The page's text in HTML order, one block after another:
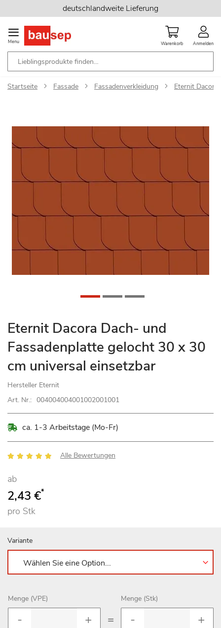
Inhalt
springen
deutschlandweite Lieferung
Menu Warenkorb Anmelden
Startseite Fassade Fassadenverkleidung Eternit
der
springen
Zum
Anfang
der
springen
Eternit Dacora Dach- und
Fassadenplatte gelocht 30 x 30
cm universal einsetzbar
Hersteller Eternit
Art. Nr.: 004004004001002001001
ca. 1-3 Arbeitstage (Mo-Fr)
Bewertung: Alle Bewertungen
ab
2,43 €*
pro Stk
Variante
Menge (VPE)
=
Menge (Stk)